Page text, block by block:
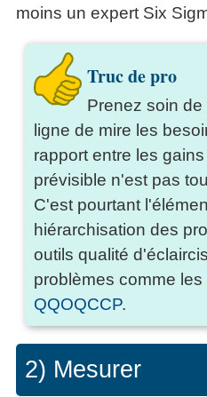
moins un expert Six
Truc de pro
Prenez soin
ligne de mire les
rapport entre les
prévisible n'est pas
C'est pourtant
hiérarchisation des
outils qualité
problèmes comme les
QQOQCCP.
2) Mesurer